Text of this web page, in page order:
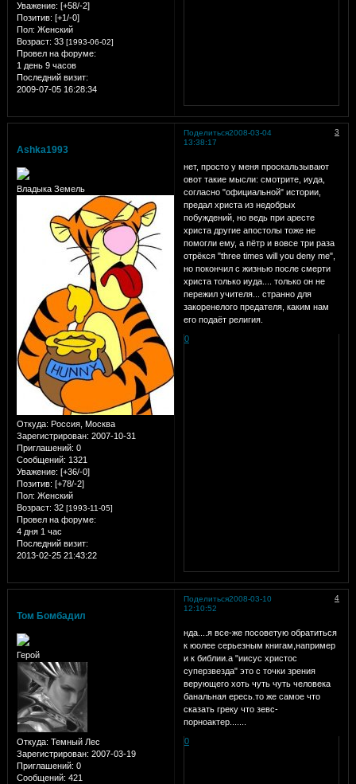
Уважение: [+58/-2]
Позитив: [+1/-0]
Пол: Женский
Возраст: 33 [1993-06-02]
Провел на форуме:
1 день 9 часов
Последний визит:
2009-07-05 16:28:34
Поделиться 3
2008-03-04
13:38:17
Ashka1993
Владыка Земель
Откуда: Россия, Москва
Зарегистрирован: 2007-10-31
Приглашений: 0
Сообщений: 1321
Уважение: [+36/-0]
Позитив: [+78/-2]
Пол: Женский
Возраст: 32 [1993-11-05]
Провел на форуме:
4 дня 1 час
Последний визит:
2013-02-25 21:43:22
нет, просто у меня проскальзывают
овот такие мысли: смотрите, иуда,
согласно "официальной" истории,
предал христа из недобрых
побуждений, но ведь при аресте
христа другие апостолы тоже не
помогли ему, а пётр и вовсе три раза
отрёкся "three times will you deny me",
но покончил с жизнью после смерти
христа только иуда.... только он не
пережил учителя... странно для
закоренелого предателя, каким нам
его подаёт религия.
0
Поделиться 4
2008-03-10
12:10:52
Том Бомбадил
Герой
Откуда: Темный Лес
Зарегистрирован: 2007-03-19
Приглашений: 0
Сообщений: 421
нда....я все-же посоветую обратиться
к юолее серьезным книгам,например
и к библии.а "иисус христос
суперзвезда" это с точки зрения
верующего хоть чуть чуть человека
банальная ересь.то же самое что
сказать греку что зевс-
порноактер.......
0